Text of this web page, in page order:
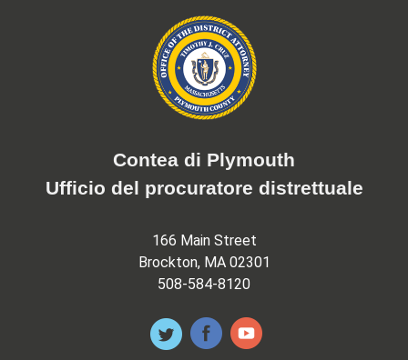
Contea di Plymouth
Ufficio del procuratore distrettuale
166 Main Street
Brockton, MA 02301
508-584-8120